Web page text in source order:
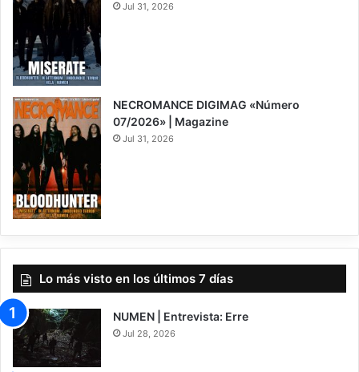
Jul 31, 2026
NECROMANCE DIGIMAG «Número
07/2026» | Magazine
Jul 31, 2026
Lo más visto en los últimos 7 días
NUMEN | Entrevista: Erre
Jul 28, 2026